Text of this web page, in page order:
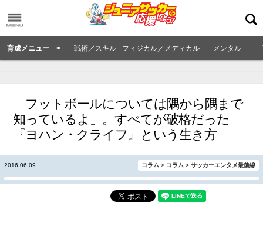
育成メニュー > 戦術／スキル フィジカル／メディカル メンタル
「フットボールについては隅から隅まで
知っているよ」。すべてが破格だった
『ヨハン・クライフ』という生き方
2016.06.09 コラム > コラム > サッカーエンタメ最前線